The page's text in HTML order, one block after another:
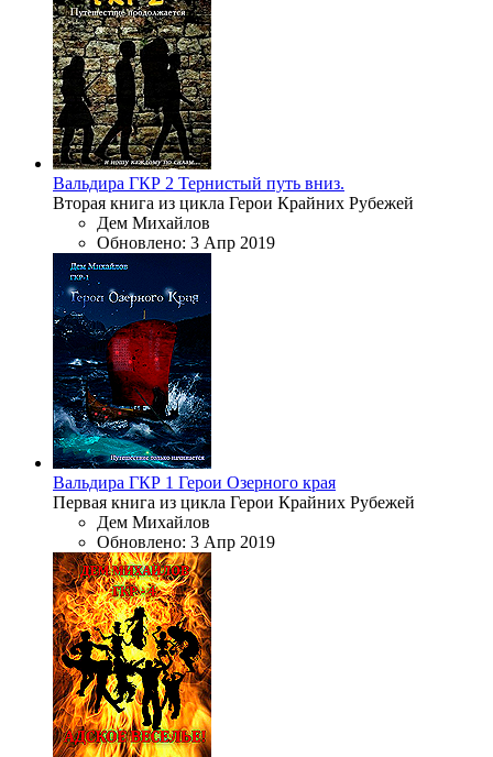
Вальдира ГКР 2 Тернистый путь вниз.
Вторая книга из цикла Герои Крайних Рубежей
Дем Михайлов
Обновлено: 3 Апр 2019
Вальдира ГКР 1 Герои Озерного края
Первая книга из цикла Герои Крайних Рубежей
Дем Михайлов
Обновлено: 3 Апр 2019